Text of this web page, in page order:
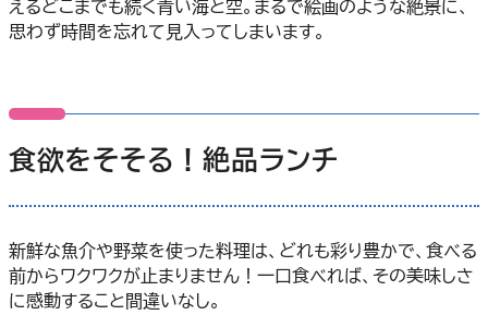
えるどこまでも続く青い海と空。まるで絵画のような絶景に、
思わず時間を忘れて見入ってしまいます。
食欲をそそる！絶品ランチ
新鮮な魚介や野菜を使った料理は、どれも彩り豊かで、食べる
前からワクワクが止まりません！一口食べれば、その美味しさ
に感動すること間違いなし。